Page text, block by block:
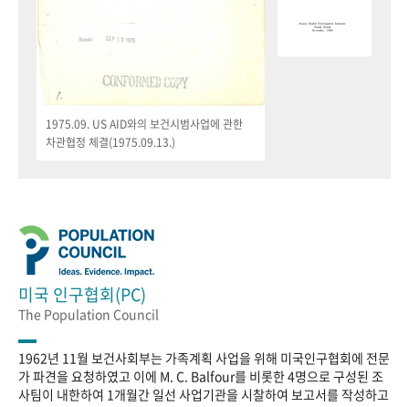
1975.09. US AID와의 보건시범사업에 관한
차관협정 체결(1975.09.13.)
미국 인구협회(PC)
The Population Council
1962년 11월 보건사회부는 가족계획 사업을 위해 미국인구협회에 전문
가 파견을 요청하였고 이에 M. C. Balfour를 비롯한 4명으로 구성된 조
사팀이 내한하여 1개월간 일선 사업기관을 시찰하여 보고서를 작성하고